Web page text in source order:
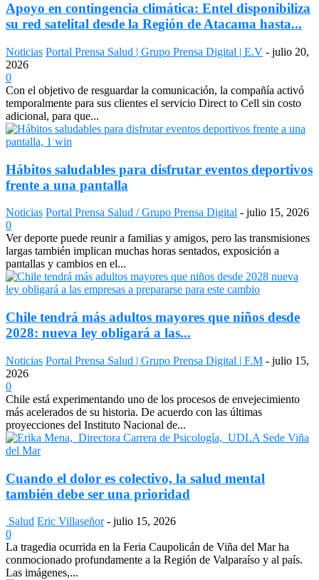
Apoyo en contingencia climática: Entel disponibiliza
su red satelital desde la Región de Atacama hasta...
Noticias Portal Prensa Salud | Grupo Prensa Digital | E.V - julio 20,
2026
0
Con el objetivo de resguardar la comunicación, la compañía activó
temporalmente para sus clientes el servicio Direct to Cell sin costo
adicional, para que...
Hábitos saludables para disfrutar eventos deportivos
frente a una pantalla
Noticias Portal Prensa Salud / Grupo Prensa Digital - julio 15, 2026
0
Ver deporte puede reunir a familias y amigos, pero las transmisiones
largas también implican muchas horas sentados, exposición a
pantallas y cambios en el...
Chile tendrá más adultos mayores que niños desde
2028: nueva ley obligará a las...
Noticias Portal Prensa Salud | Grupo Prensa Digital | F.M - julio 15,
2026
0
Chile está experimentando uno de los procesos de envejecimiento
más acelerados de su historia. De acuerdo con las últimas
proyecciones del Instituto Nacional de...
Cuando el dolor es colectivo, la salud mental
también debe ser una prioridad
Salud Eric Villaseñor - julio 15, 2026
0
La tragedia ocurrida en la Feria Caupolicán de Viña del Mar ha
conmocionado profundamente a la Región de Valparaíso y al país.
Las imágenes,...